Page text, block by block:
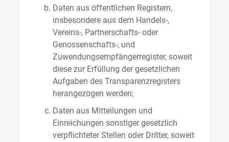
Daten aus öffentlichen Registern,
insbesondere aus dem Handels-,
Vereins-, Partnerschafts- oder
Genossenschafts-, und
Zuwendungsempfängerregister, soweit
diese zur Erfüllung der gesetzlichen
Aufgaben des Transparenzregisters
herangezogen werden;
Daten aus Mitteilungen und
Einreichungen sonstiger gesetzlich
verpflichteter Stellen oder Dritter, soweit